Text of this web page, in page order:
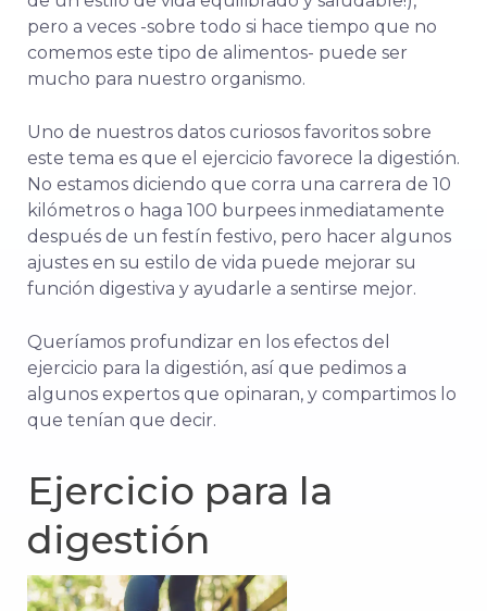
pero a veces -sobre todo si hace tiempo que no
comemos este tipo de alimentos- puede ser
mucho para nuestro organismo.
Uno de nuestros datos curiosos favoritos sobre
este tema es que el ejercicio favorece la digestión.
No estamos diciendo que corra una carrera de 10
kilómetros o haga 100 burpees inmediatamente
después de un festín festivo, pero hacer algunos
ajustes en su estilo de vida puede mejorar su
función digestiva y ayudarle a sentirse mejor.
Queríamos profundizar en los efectos del
ejercicio para la digestión, así que pedimos a
algunos expertos que opinaran, y compartimos lo
que tenían que decir.
Ejercicio para la
digestión